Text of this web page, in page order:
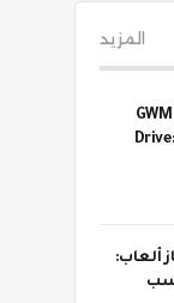
المزيد
ألعاب: